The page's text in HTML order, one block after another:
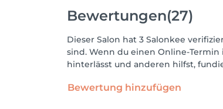
Bewertungen(27)
Dieser Salon hat 3 Salonkee
sind. Wenn du einen Online-
hinterlässt und anderen hilfst,
Bewertung hinzufügen